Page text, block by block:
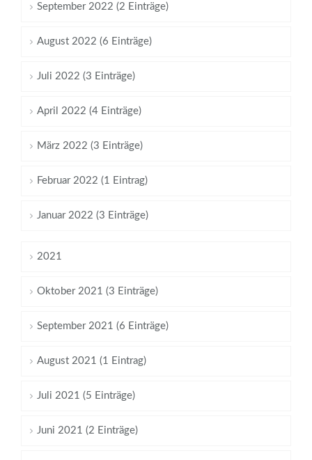
September 2022 (2 Einträge)
August 2022 (6 Einträge)
Juli 2022 (3 Einträge)
April 2022 (4 Einträge)
März 2022 (3 Einträge)
Februar 2022 (1 Eintrag)
Januar 2022 (3 Einträge)
2021
Oktober 2021 (3 Einträge)
September 2021 (6 Einträge)
August 2021 (1 Eintrag)
Juli 2021 (5 Einträge)
Juni 2021 (2 Einträge)